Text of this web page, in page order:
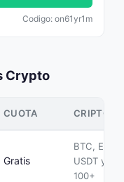
Codigo: on61yr1m
Crypto
CUOTA CRIPTOS
Gratis
BTC, ETH,
USDT y
100+